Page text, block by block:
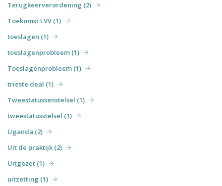
Terugkeerverordening (2)
Toekomst LVV (1)
toeslagen (1)
toeslagenprobleem (1)
Toeslagenprobleem (1)
trieste deal (1)
Tweestatussenstelsel (1)
tweestatusstelsel (1)
Uganda (2)
Uit de praktijk (2)
Uitgezet (1)
uitzetting (1)